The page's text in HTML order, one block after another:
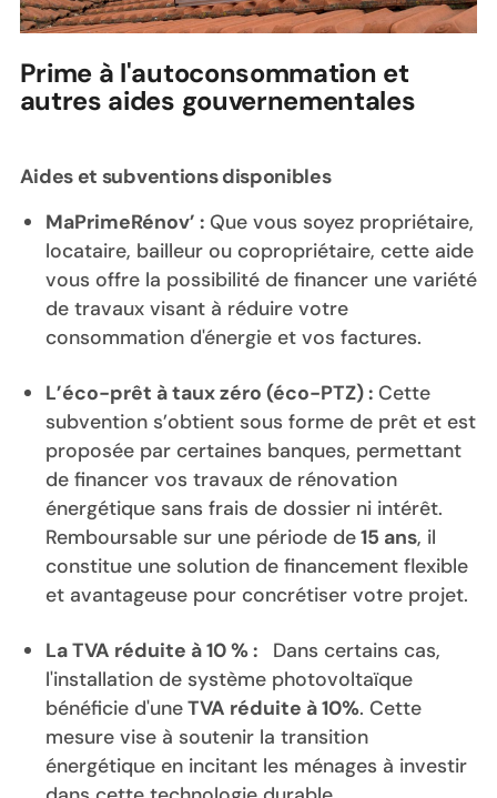
Prime à l'autoconsommation et
autres aides gouvernementales
Aides et subventions disponibles
MaPrimeRénov’ :Que vous soyez propriétaire,
locataire, bailleur ou copropriétaire, cette aide
vous offre la possibilité de financer une variété
de travaux visant à réduire votre
consommation d'énergie et vos factures.
L’éco-prêt à taux zéro (éco-PTZ) :Cette
subvention s’obtient sous forme de prêt et est
proposée par certaines banques, permettant
de financer vos travaux de rénovation
énergétique sans frais de dossier ni intérêt.
Remboursable sur une période de15 ans, il
constitue une solution de financement flexible
et avantageuse pour concrétiser votre projet.
La TVA réduite à 10 % :
Dans certains cas,
l'installation de système photovoltaïque
bénéficie d'uneTVA réduite à 10%. Cette
mesure vise à soutenir la transition
énergétique en incitant les ménages à investir